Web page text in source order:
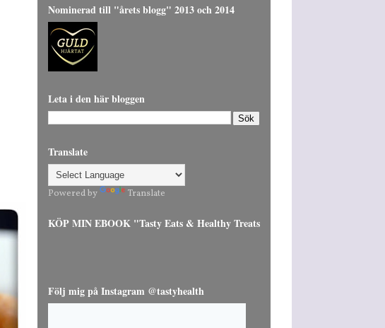
Nominerad till "årets blogg" 2013 och 2014
Leta i den här bloggen
Translate
Powered by Translate
KÖP MIN EBOOK "Tasty Eats & Healthy Treats
Följ mig på Instagram @tastyhealth